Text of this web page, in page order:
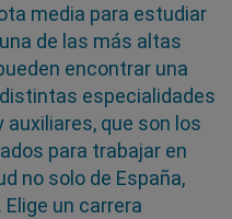
media para estudiar
de las más altas
encontrar una
especialidades
que son los
para trabajar en
no solo de España,
un carrera